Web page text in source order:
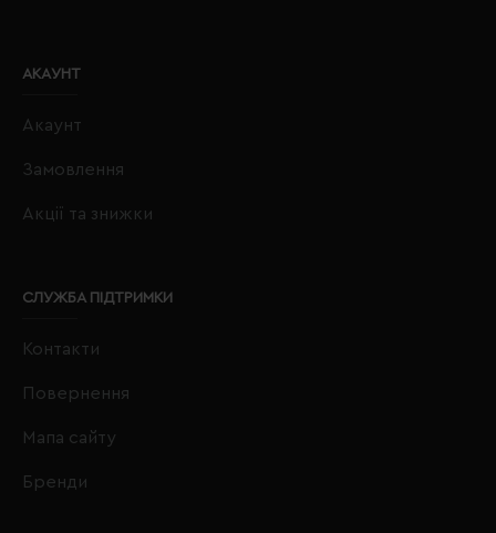
АКАУНТ
Акаунт
Замовлення
Акції та знижки
СЛУЖБА ПІДТРИМКИ
Контакти
Повернення
Мапа сайту
Бренди